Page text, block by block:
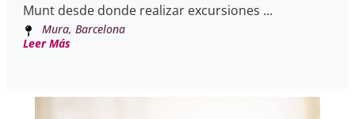
Munt desde donde realizar excursiones ...
Mura, Barcelona
Leer Más